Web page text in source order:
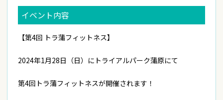
イベント内容
【第4回 トラ蒲フィットネス】
2024年1月28日（日）にトライアルパーク蒲原にて
第4回トラ蒲フィットネスが開催されます！